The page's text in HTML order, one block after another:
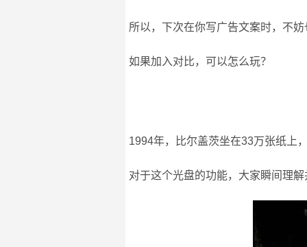
所以，下次在你写广告文案时，不
如果加入对比，可以怎么玩？
1994年，比尔盖茨坐在33万张纸上
对于这个光盘的功能，大家瞬间理解